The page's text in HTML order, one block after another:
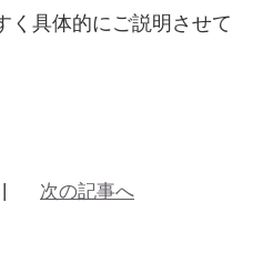
く具体的にご説明させて
次の記事へ